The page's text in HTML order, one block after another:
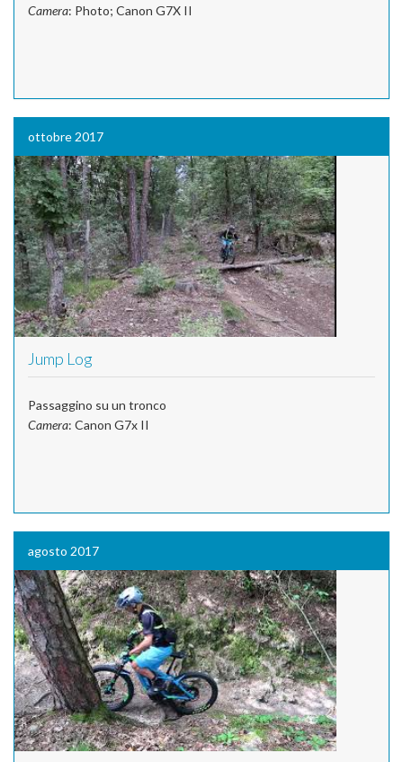
Camera: Photo; Canon G7X II
ottobre 2017
Jump Log
Passaggino su un tronco
Camera: Canon G7x II
agosto 2017